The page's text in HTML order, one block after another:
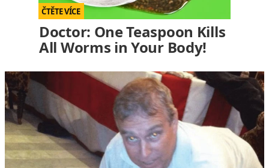
Doctor: One Teaspoon Kills
All Worms in Your Body!